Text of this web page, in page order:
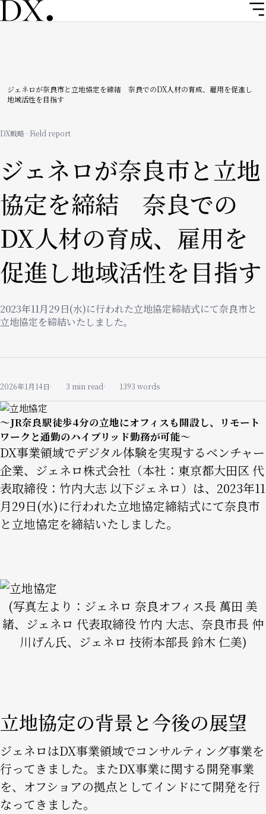
メ
イ
ン
ツ
移
パ
く
ず
ジェネロが奈良市と立地協定を締結 奈良でのDX人材の育成、雇用を促進し
地域活性を目指す
DX戦略 · Field report
ジェネロが奈良市と立地
協定を締結 奈良での
DX人材の育成、雇用を
促進し地域活性を目指す
2023年11月29日(水)に行われた立地協定締結式にて奈良市と
立地協定を締結いたしました。
2026年1月14日 3 min read 1393 words
Image
〜JR奈良駅徒歩4分の立地にオフィスも開設し、リモート
ワークと通勤のハイブリッド勤務が可能〜
DX事業領域でデジタル体験を実現するベンチャー
企業、ジェネロ株式会社（本社：東京都大田区 代
表取締役：竹内大志 以下ジェネロ）は、2023年11
月29日(水)に行われた立地協定締結式にて奈良市
と立地協定を締結いたしました。
Image
(写真左より：ジェネロ 奈良オフィス長 萬田 美
緒、ジェネロ 代表取締役 竹内 大志、奈良市長 仲
川げん氏、ジェネロ 技術本部長 鈴木 仁美)
立地協定の背景と今後の展望
ジェネロはDX事業領域でコンサルティング事業を
行ってきました。またDX事業に関する開発事業
を、オフショアの拠点としてインドにて開発を行
なってきました。